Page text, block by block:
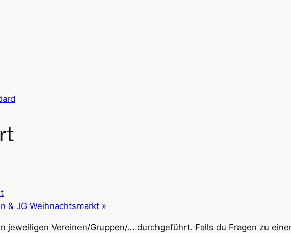
& JG Weihnachtsmarkt »
jeweiligen Vereinen/Gruppen/… durchgeführt. Falls du Fragen zu